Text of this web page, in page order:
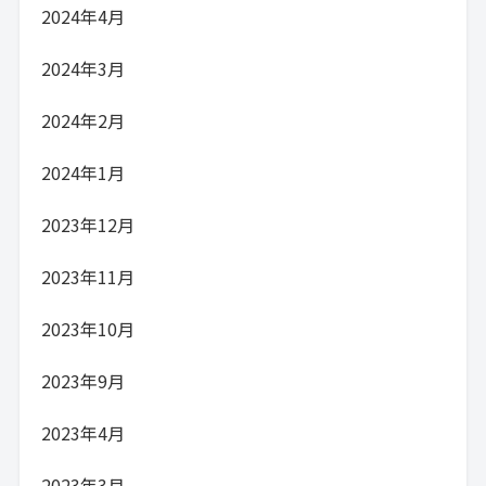
2024年4月
2024年3月
2024年2月
2024年1月
2023年12月
2023年11月
2023年10月
2023年9月
2023年4月